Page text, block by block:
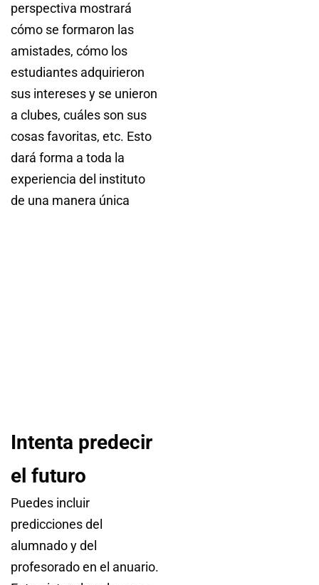
perspectiva mostrará
cómo se formaron las
amistades, cómo los
estudiantes adquirieron
sus intereses y se unieron
a clubes, cuáles son sus
cosas favoritas, etc. Esto
dará forma a toda la
experiencia del instituto
de una manera única
Intenta predecir
el futuro
Puedes incluir
predicciones del
alumnado y del
profesorado en el anuario.